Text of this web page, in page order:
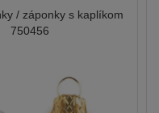
/ záponky s kaplíkom
750456